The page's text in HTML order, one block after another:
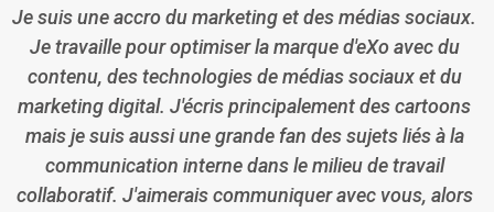
Je suis une accro du marketing et des médias sociaux.
Je travaille pour optimiser la marque d'eXo avec du
contenu, des technologies de médias sociaux et du
marketing digital. J'écris principalement des cartoons
mais je suis aussi une grande fan des sujets liés à la
communication interne dans le milieu de travail
collaboratif. J'aimerais communiquer avec vous, alors